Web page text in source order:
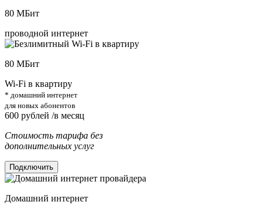
80 МБит
проводной интернет
80 МБит
Wi-Fi в квартиру
* домашний интернет
для новых абонентов
600 рублей /в месяц
Стоимость тарифа без
дополнительных услуг
Подключить
Домашний интернет